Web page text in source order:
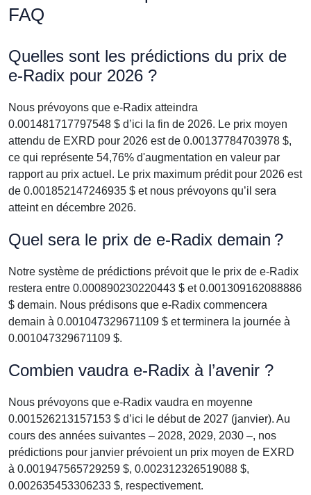
FAQ
Quelles sont les prédictions du prix de
e-Radix pour 2026 ?
Nous prévoyons que e-Radix atteindra
0.001481717797548 $ d’ici la fin de 2026. Le prix moyen
attendu de EXRD pour 2026 est de 0.00137784703978 $,
ce qui représente 54,76% d'augmentation en valeur par
rapport au prix actuel. Le prix maximum prédit pour 2026 est
de 0.001852147246935 $ et nous prévoyons qu’il sera
atteint en décembre 2026.
Quel sera le prix de e-Radix demain ?
Notre système de prédictions prévoit que le prix de e-Radix
restera entre 0.000890230220443 $ et 0.001309162088886
$ demain. Nous prédisons que e-Radix commencera
demain à 0.001047329671109 $ et terminera la journée à
0.001047329671109 $.
Combien vaudra e-Radix à l’avenir ?
Nous prévoyons que e-Radix vaudra en moyenne
0.001526213157153 $ d’ici le début de 2027 (janvier). Au
cours des années suivantes – 2028, 2029, 2030 –, nos
prédictions pour janvier prévoient un prix moyen de EXRD
à 0.001947565729259 $, 0.002312326519088 $,
0.002635453306233 $, respectivement.